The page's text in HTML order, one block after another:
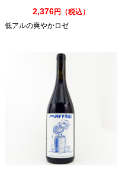
2,376円（税込）
低アルの爽やかロゼ